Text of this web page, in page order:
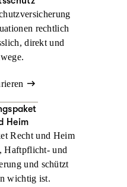
rechtlich
direkt und
Heim
Recht und Heim
Haftpflicht- und
und schützt
wichtig ist.